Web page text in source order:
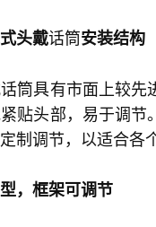
头戴话筒安装结构
筒具有市面上较
贴头部，易于调
制调节，以适合各
，框架可调节